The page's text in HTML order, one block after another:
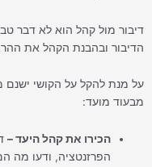
דיבור מול קהל הוא לא דבר
הדיבור ובהבנת הקהל את
על מנת להקל על הקושי ישנם
מבעוד מועד:
הכירו את קהל היעד –
הפרזנטציה, ודעו מה